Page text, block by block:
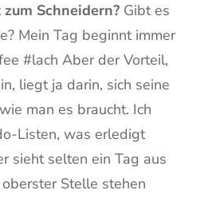
Schneidern? Gibt es
Mein Tag beginnt immer
#lach Aber der Vorteil,
liegt ja darin, sich seine
man es braucht. Ich
Listen, was erledigt
sieht selten ein Tag aus
Stelle stehen